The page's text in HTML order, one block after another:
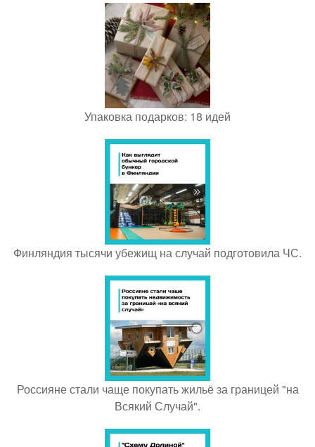
Упаковка подарков: 18 идей
Финляндия тысячи убежищ на случай подготовила ЧС.
Россияне стали чаще покупать жильё за границей "на
Всякий Случай".